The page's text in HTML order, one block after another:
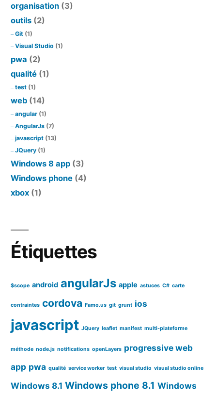
organisation (3)
outils (2)
Git (1)
Visual Studio (1)
pwa (2)
qualité (1)
test (1)
web (14)
angular (1)
AngularJs (7)
javascript (13)
JQuery (1)
Windows 8 app (3)
Windows phone (4)
xbox (1)
Étiquettes
$scope android angularJs apple astuces C# carte
contraintes cordova Famo.us git grunt ios
javascript JQuery leaflet manifest multi-plateforme
méthode node.js notifications openLayers progressive web
app pwa qualité service worker test visual studio visual studio online
Windows 8.1 Windows phone 8.1 Windows